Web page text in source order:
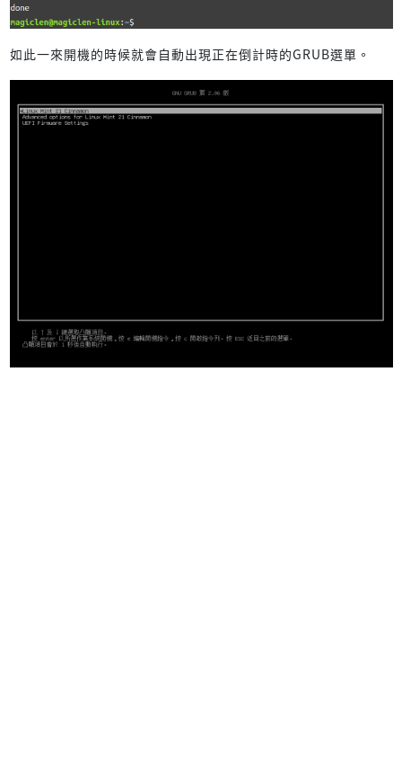
如此一來開機的時候就會自動出現正在倒計時的GRUB選單。